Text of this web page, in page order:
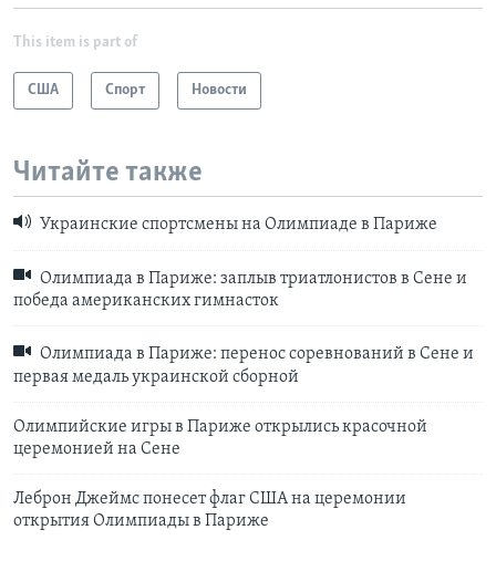
This item is part of
США Спорт Новости
Читайте также
Украинские спортсмены на Олимпиаде в Париже
Олимпиада в Париже: заплыв триатлонистов в Сене и
победа американских гимнасток
Олимпиада в Париже: перенос соревнований в Сене и
первая медаль украинской сборной
Олимпийские игры в Париже открылись красочной
церемонией на Сене
Леброн Джеймс понесет флаг США на церемонии
открытия Олимпиады в Париже